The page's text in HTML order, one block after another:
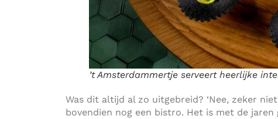
’t Amsterdammertje serveert heerlijke
Was dit altijd al zo uitgebreid? ‘Nee, zeker
bovendien nog een bistro. Het is met de